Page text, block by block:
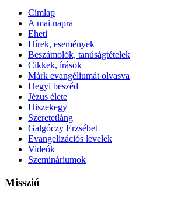
Címlap
A mai napra
Eheti
Hírek, események
Beszámolók, tanúságtételek
Cikkek, írások
Márk evangéliumát olvasva
Hegyi beszéd
Jézus élete
Hiszekegy
Szeretetláng
Galgóczy Erzsébet
Evangelizációs levelek
Videók
Szemináriumok
Misszió